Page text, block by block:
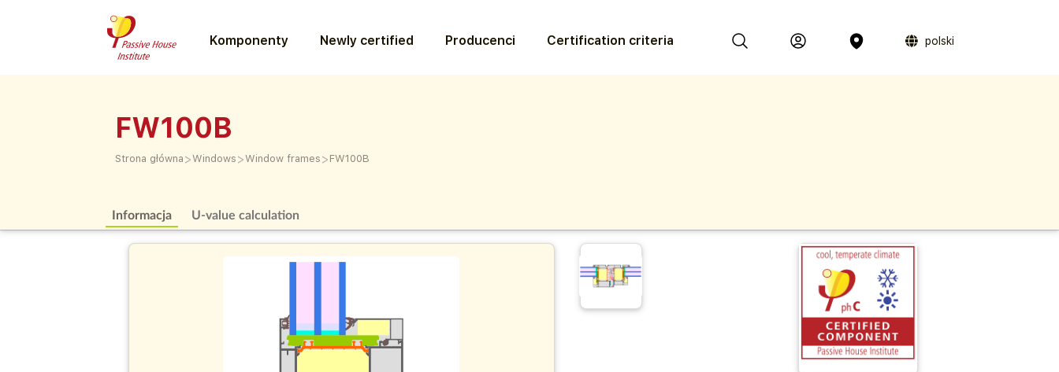
Komponenty Newly certified Producenci Certification criteria polski
FW100B
Strona główna >Windows >Window frames > FW100B
Informacja U-value calculation